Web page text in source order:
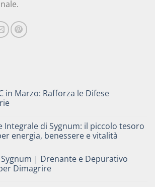
in Marzo: Rafforza le Difese
Integrale di Sygnum: il piccolo tesoro
energia, benessere e vitalità
| Drenante e Depurativo
Dimagrire